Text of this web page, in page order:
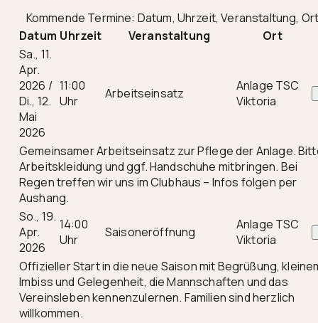
Kommende Termine: Datum, Uhrzeit, Veranstaltung,
Datum Uhrzeit Veranstaltung
Ort
Sa., 11.
Apr.
2026 /
Di., 12.
Mai
2026
11:00
Uhr
Arbeitseinsatz
Anlage TSC
Viktoria
Gemeinsamer Arbeitseinsatz zur Pflege der Anlage.
Arbeitskleidung und ggf. Handschuhe mitbringen. Bei
Regen treffen wir uns im Clubhaus – Infos folgen per
Aushang.
So., 19.
Apr.
2026
14:00
Uhr
Saisoneröffnung
Anlage TSC
Viktoria
Offizieller Start in die neue Saison mit Begrüßung,
Imbiss und Gelegenheit, die Mannschaften und das
Vereinsleben kennenzulernen. Familien sind herzlich
willkommen.